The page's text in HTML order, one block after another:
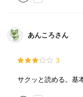
分の人生を自分らし
を身につけられるよ
内容（「BOOK」デ
魅力と感じ、周り
ど折れない太い芯
あんころさん
3
サクッと読める。基